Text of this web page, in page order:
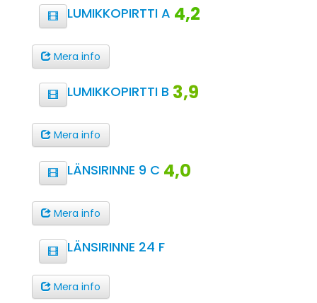
LUMIKKOPIRTTI A 4,2
Mera info
LUMIKKOPIRTTI B 3,9
Mera info
LÄNSIRINNE 9 C 4,0
Mera info
LÄNSIRINNE 24 F
Mera info